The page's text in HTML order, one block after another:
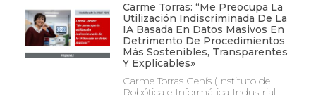
Carme Torras: “Me Preocupa La
Utilización Indiscriminada De La
IA Basada En Datos Masivos En
Detrimento De Procedimientos
Más Sostenibles, Transparentes
Y Explicables»
Carme Torras Genís (Instituto de
Robótica e Informática Industrial